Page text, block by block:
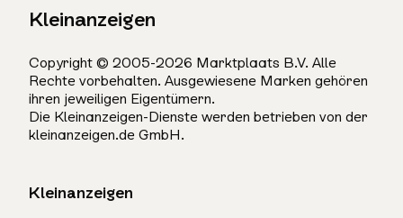
Kleinanzeigen
Copyright © 2005-2026 Marktplaats B.V. Alle
Rechte vorbehalten. Ausgewiesene Marken gehören
ihren jeweiligen Eigentümern.
Die Kleinanzeigen-Dienste werden betrieben von der
kleinanzeigen.de GmbH.
Kleinanzeigen